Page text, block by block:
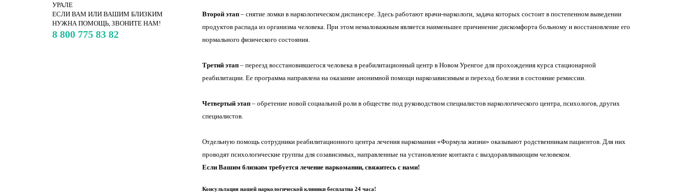
УРАЛЕ
ЕСЛИ ВАМ ИЛИ ВАШИМ БЛИЗКИМ
НУЖНА ПОМОЩЬ, ЗВОНИТЕ НАМ!
8 800 775 83 82
Второй этап– снятие ломки в наркологическом диспансере. Здесь работают врачи-наркологи, задача которых состоит в постепенном выведении
продуктов распада из организма человека. При этом немаловажным является наименьшее причинение дискомфорта больному и восстановление его
нормального физического состояния.
Третий этап– переезд восстановившегося человека в реабилитационный центр в Новом Уренгое для прохождения курса стационарной
реабилитации. Ее программа направлена на оказание анонимной помощи наркозависимым и переход болезни в состояние ремиссии.
Четвертый этап– обретение новой социальной роли в обществе под руководством специалистов наркологического центра, психологов, других
специалистов.
Отдельную помощь сотрудники реабилитационного центра лечения наркомании «Формула жизни» оказывают родственникам пациентов. Для них
проводят психологические группы для созависимых, направленные на установление контакта с выздоравливающим человеком.
Если Вашим близким требуется лечение наркомании, свяжитесь с нами!
Консультация нашей наркологической клиники бесплатна 24 часа!